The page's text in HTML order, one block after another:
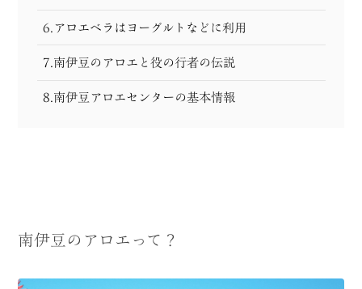
6.アロエベラはヨーグルトなどに利用
7.南伊豆のアロエと役の行者の伝説
8.南伊豆アロエセンターの基本情報
南伊豆のアロエって？